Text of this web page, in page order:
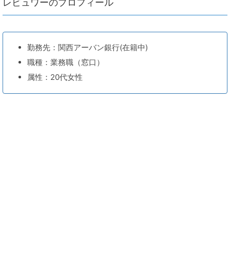
レビュワーのプロフィール
勤務先：関西アーバン銀行(在籍中)
職種：業務職（窓口）
属性：20代女性